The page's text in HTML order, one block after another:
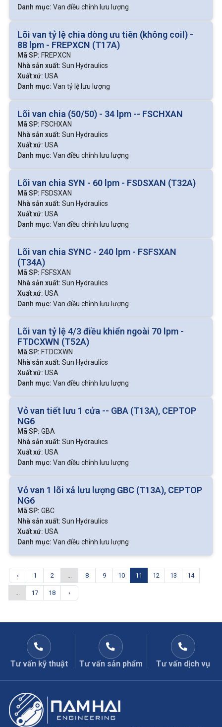
Danh mục: Van điều chỉnh lưu lượng
Lõi van tỷ lệ chia dòng ưu tiên (không coil) -
88 lpm - FREPXCN (T17A)
Mã SP: FREPXCN
Nhà sản xuất: Sun Hydraulics
Xuất xứ: USA
Danh mục: Van tỷ lệ lưu lượng
Lõi van chia (50/50) - 34 lpm -- FSCHXAN
Mã SP: FSCHXAN
Nhà sản xuất: Sun Hydraulics
Xuất xứ: USA
Danh mục: Van điều chỉnh lưu lượng
Lõi van chia SYN - 60 lpm - FSDSXAN (T32A)
Mã SP: FSDSXAN
Nhà sản xuất: Sun Hydraulics
Xuất xứ: USA
Danh mục: Van điều chỉnh lưu lượng
Lõi van chia SYNC - 240 lpm - FSFSXAN
(T34A)
Mã SP: FSFSXAN
Nhà sản xuất: Sun Hydraulics
Xuất xứ: USA
Danh mục: Van điều chỉnh lưu lượng
Lõi van tỷ lệ 4/3 điều khiển ngoài 70 lpm -
FTDCXWN (T52A)
Mã SP: FTDCXWN
Nhà sản xuất: Sun Hydraulics
Xuất xứ: USA
Danh mục: Van điều chỉnh lưu lượng
Vỏ van tiết lưu 1 cửa -- GBA (T13A), CEPTOP
NG6
Mã SP: GBA
Nhà sản xuất: Sun Hydraulics
Xuất xứ: USA
Danh mục: Van điều chỉnh lưu lượng
Vỏ van 1 lõi xả lưu lượng GBC (T13A), CEPTOP
NG6
Mã SP: GBC
Nhà sản xuất: Sun Hydraulics
Xuất xứ: USA
Danh mục: Van điều chỉnh lưu lượng
‹ 1 2 ... 8 9 10 11 12 13 14
... 17 18 ›
Tư vấn kỹ thuật Tư vấn sản phẩm Tư vấn dịch vụ